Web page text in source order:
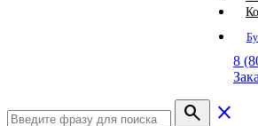
8
search
close